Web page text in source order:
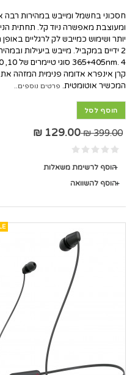
חסכוני בחשמל ומייבש במהירות רבה
ומעוצבת מאפשרה ניוד קל. תחתית
יותר ושימוש כמייבש לק לרגליים
קרן אינפרא אדומה פנימית המזהה
המכשיר אוטומטית. פרטים נוספים..
הוסף לסל
399.00 ₪
129.00 ₪
הוסף לרשימת משאלות
הוסף להשוואה